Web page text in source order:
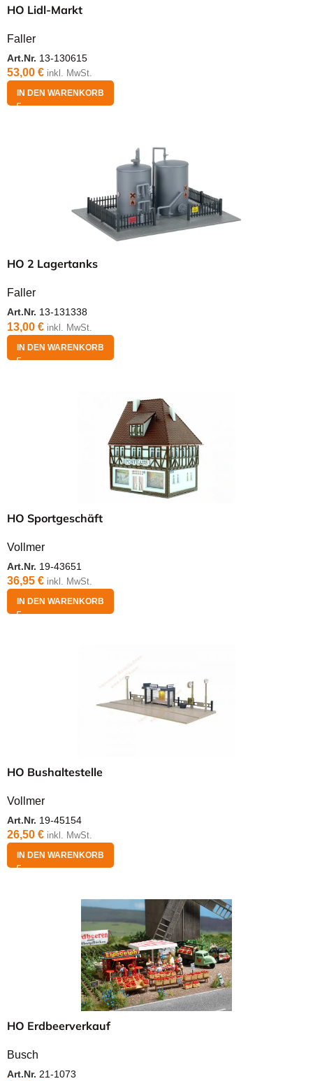
HO Lidl-Markt
Faller
Art.Nr. 13-130615
53,00 € inkl. MwSt.
IN DEN WARENKORB
HO 2 Lagertanks
Faller
Art.Nr. 13-131338
13,00 € inkl. MwSt.
IN DEN WARENKORB
HO Sportgeschäft
Vollmer
Art.Nr. 19-43651
36,95 € inkl. MwSt.
IN DEN WARENKORB
HO Bushaltestelle
Vollmer
Art.Nr. 19-45154
26,50 € inkl. MwSt.
IN DEN WARENKORB
HO Erdbeerverkauf
Busch
Art.Nr. 21-1073